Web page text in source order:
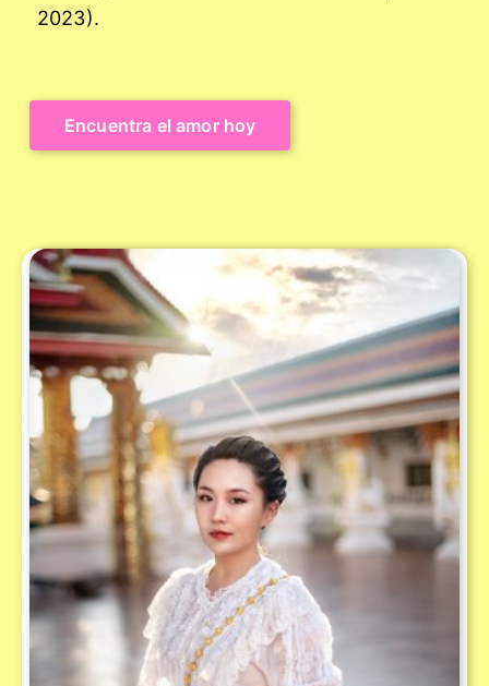
2023).
Encuentra el amor hoy